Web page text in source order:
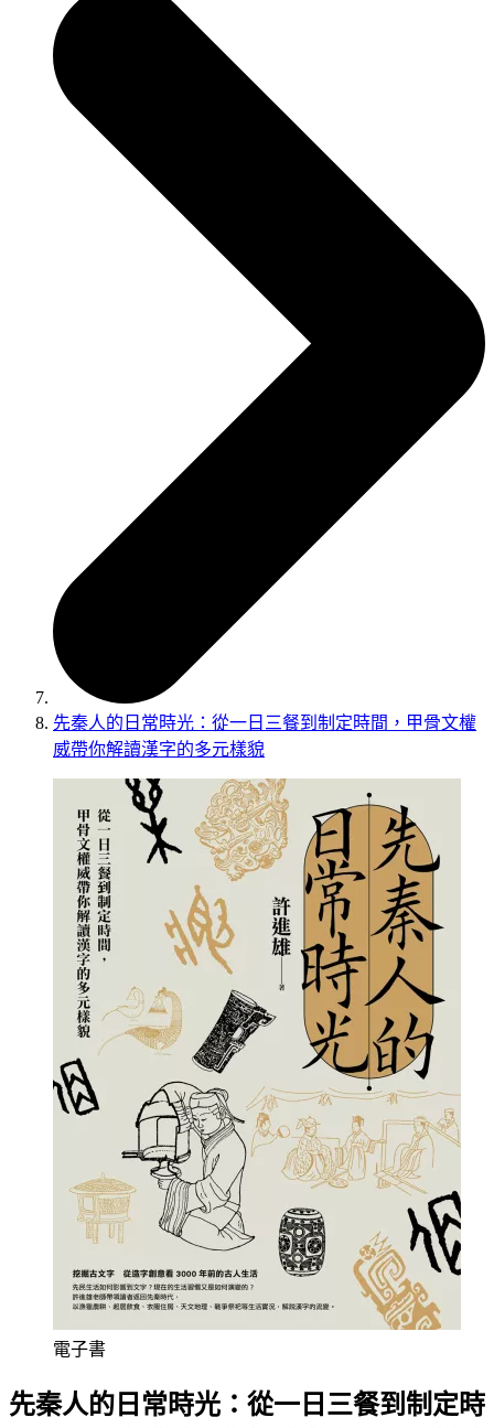
先秦人的日常時光：從一日三餐到制定時間，甲骨文權
威帶你解讀漢字的多元樣貌
電子書
先秦人的日常時光：從一日三餐到制定時